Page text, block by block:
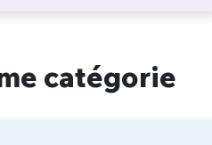
catégorie